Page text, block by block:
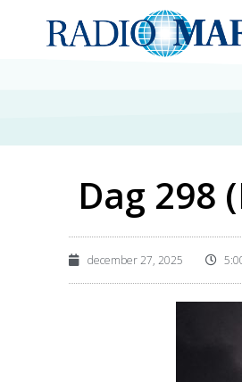
Dag 298
december 27, 2025